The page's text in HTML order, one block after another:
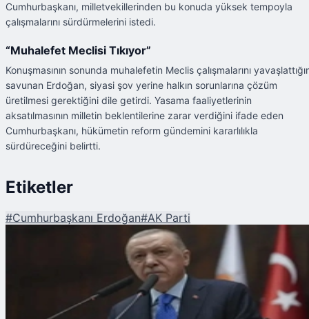
Cumhurbaşkanı, milletvekillerinden bu konuda yüksek tempoyla
çalışmalarını sürdürmelerini istedi.
“Muhalefet Meclisi Tıkıyor”
Konuşmasının sonunda muhalefetin Meclis çalışmalarını
savunan Erdoğan, siyasi şov yerine halkın sorunlarına çözüm
üretilmesi gerektiğini dile getirdi. Yasama faaliyetlerinin
aksatılmasının milletin beklentilerine zarar verdiğini ifade eden
Cumhurbaşkanı, hükümetin reform gündemini kararlılıkla
sürdüreceğini belirtti.
Etiketler
#Cumhurbaşkanı Erdoğan#AK Parti
Cumhurbaşkanı Erdoğan'dan AK Parti Grup Toplantısında Birlik ve